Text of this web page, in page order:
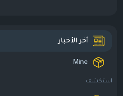
أخر الأخبار
Mine
استكشف